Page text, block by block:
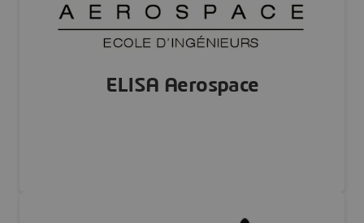
Visiter notre site Web
ELISA Aerospace